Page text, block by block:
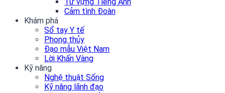
Cảm tình Đoàn
Khám phá
Sổ tay Y tế
Phong thủy
Đạo mẫu Việt Nam
Lời Khấn Vàng
Kỹ năng
Nghệ thuật Sống
Kỹ năng lãnh đạo